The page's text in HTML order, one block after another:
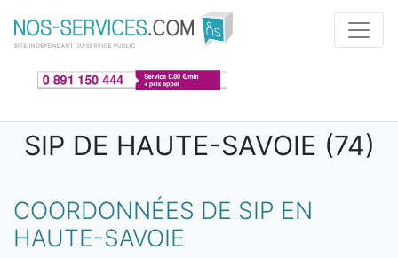
Aller au contenu principal
SIP DE HAUTE-SAVOIE (74)
COORDONNÉES DE SIP EN
HAUTE-SAVOIE